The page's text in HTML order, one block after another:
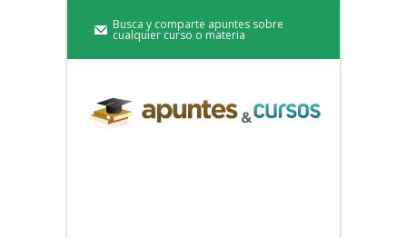
Busca y comparte apuntes sobre
cualquier curso o materia